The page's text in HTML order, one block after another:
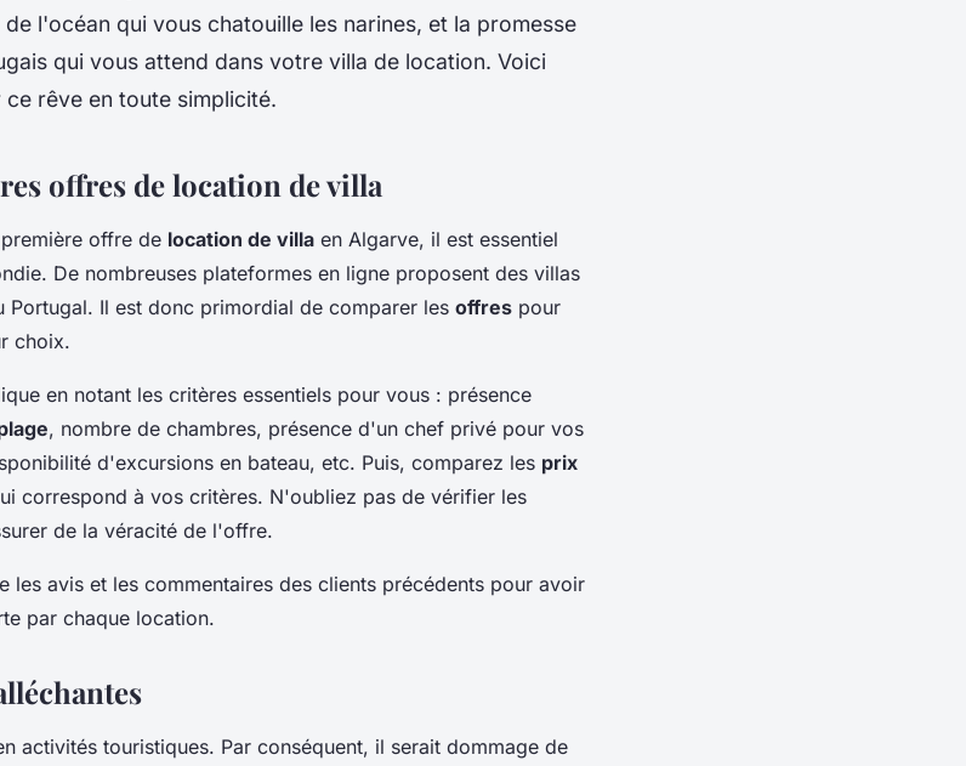
l'océan qui vous chatouille les narines, et la promesse
qui vous attend dans votre villa de location. Voici
rêve en toute simplicité.
offres de location de villa
offre de location de villa en Algarve, il est essentiel
De nombreuses plateformes en ligne proposent des villas
Portugal. Il est donc primordial de comparer les offres pour
choix.
en notant les critères essentiels pour vous : présence
, nombre de chambres, présence d'un chef privé pour vos
d'excursions en bateau, etc. Puis, comparez les prix
correspond à vos critères. N'oubliez pas de vérifier les
de la véracité de l'offre.
les avis et les commentaires des clients précédents pour avoir
par chaque location.
activités touristiques. Par conséquent, il serait dommage de